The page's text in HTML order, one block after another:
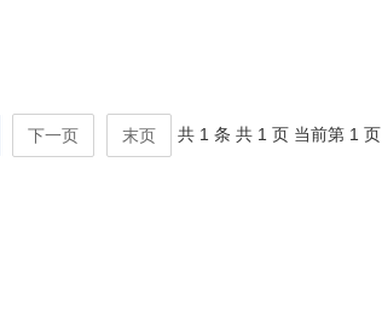
下一页 末页 共 1 条 共 1 页 当前第 1 页